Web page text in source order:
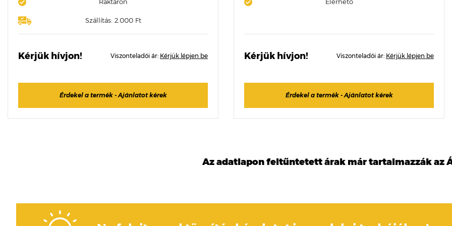
Szállítás: 2.000 Ft
Kérjük hívjon! Viszonteladói ár: Kérjük lépjen be
Érdekel a termék - Ajánlatot kérek
Kérjük hívjon! Viszonteladói ár: Kérjük lépjen be
Érdekel a termék - Ajánlatot kérek
Az adatlapon feltűntetett árak már tartalmazzák az